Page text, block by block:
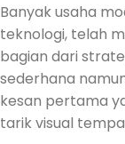
Banyak usaha
teknologi, telah
bagian dari
sederhana
kesan pertama
tarik visual